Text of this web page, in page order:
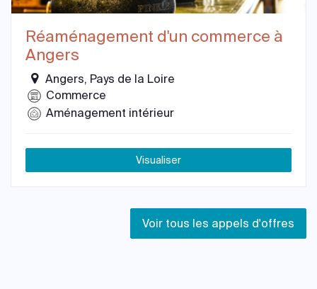
Réaménagement d'un commerce à
Angers
Angers, Pays de la Loire
Commerce
Aménagement intérieur
Visualiser
Voir tous les appels d'offres